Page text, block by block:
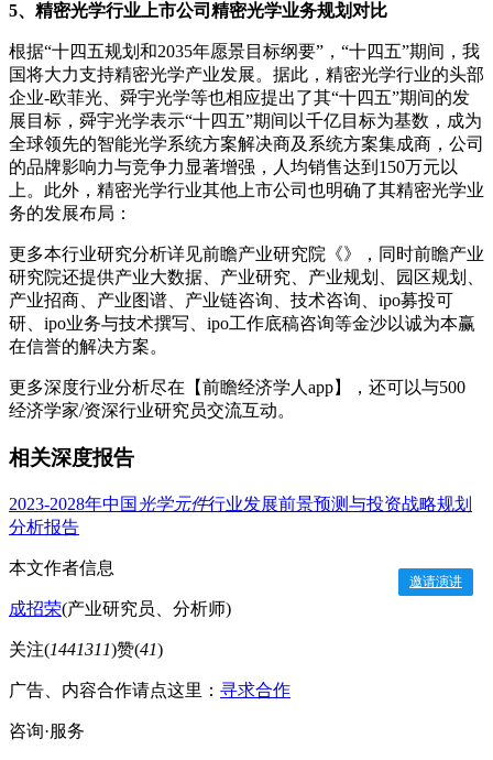
5、精密光学行业上市公司精密光学业务规划对比
根据“十四五规划和2035年愿景目标纲要”，“十四五”期间，我
国将大力支持精密光学产业发展。据此，精密光学行业的头部
企业-欧菲光、舜宇光学等也相应提出了其“十四五”期间的发
展目标，舜宇光学表示“十四五”期间以千亿目标为基数，成为
全球领先的智能光学系统方案解决商及系统方案集成商，公司
的品牌影响力与竞争力显著增强，人均销售达到150万元以
上。此外，精密光学行业其他上市公司也明确了其精密光学业
务的发展布局：
更多本行业研究分析详见前瞻产业研究院《》，同时前瞻产业
研究院还提供产业大数据、产业研究、产业规划、园区规划、
产业招商、产业图谱、产业链咨询、技术咨询、ipo募投可
研、ipo业务与技术撰写、ipo工作底稿咨询等金沙以诚为本赢
在信誉的解决方案。
更多深度行业分析尽在【前瞻经济学人app】，还可以与500
经济学家/资深行业研究员交流互动。
相关深度报告
2023-2028年中国 光学元件行业发展前景预测与投资战略规划
分析报告
本文作者信息
成招荣(产业研究员、分析师)
关注(1441311)赞(41)
邀请演讲
广告、内容合作请点这里： 寻求合作
咨询·服务